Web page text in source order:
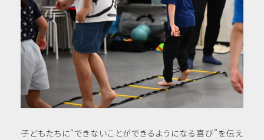
子どもたちに“できないことができるようになる喜び”を伝え